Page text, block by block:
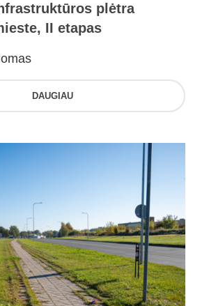
plėtra
II etapas
DAUGIAU